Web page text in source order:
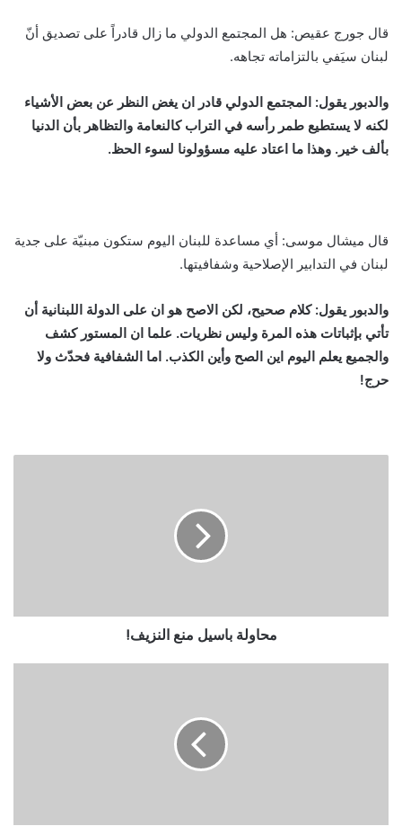
قال جورج عقيص: هل المجتمع الدولي ما زال قادراً على تصديق أنّ
لبنان سيَفي بالتزاماته تجاهه.
والدبور يقول: المجتمع الدولي قادر ان يغض النظر عن بعض الأشياء
لكنه لا يستطيع طمر رأسه في التراب كالنعامة والتظاهر بأن الدنيا
بألف خير. وهذا ما اعتاد عليه مسؤولونا لسوء الحظ.
قال ميشال موسى: أي مساعدة للبنان اليوم ستكون مبنيّة على جدية
لبنان في التدابير الإصلاحية وشفافيتها.
والدبور يقول: كلام صحيح، لكن الاصح هو ان على الدولة اللبنانية أن
تأتي بإثباتات هذه المرة وليس نظريات. علما ان المستور كشف
والجميع يعلم اليوم اين الصح وأين الكذب. اما الشفافية فحدّث ولا
حرج!
محاولة باسيل منع النزيف!